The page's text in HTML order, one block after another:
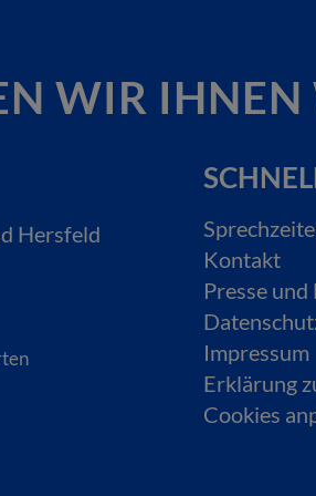
WIR IHNEN
Hersfeld
Kontakt
Presse und
Impressum
Erklärung
Cookies